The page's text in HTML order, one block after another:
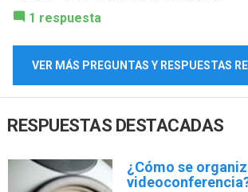
1 respuesta
VER MÁS PREGUNTAS Y RESPUESTAS
RESPUESTAS DESTACADAS
¿Cómo se